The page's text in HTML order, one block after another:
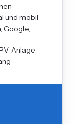
und mobil
Google,
Anlage